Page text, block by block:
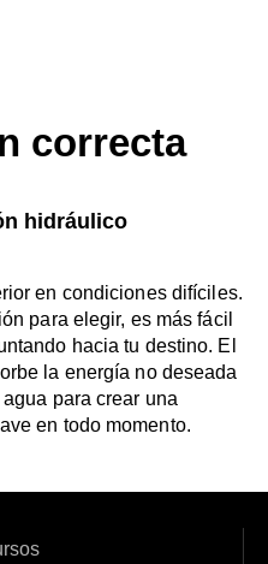
correcta
hidráulico
en condiciones difíciles.
para elegir, es más fácil
hacia tu destino. El
la energía no deseada
para crear una
en todo momento.